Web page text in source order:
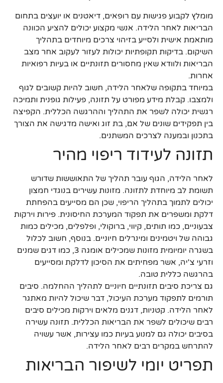
מומלץ לקבוע פגישות עם רופאים, דיאטנים או יועצים בתחום
הבריאות לאחר הלידה. אנשי מקצוע יכולים להציע הכוונה
מותאמת אישית ולסייע בזיהוי צרכים מיוחדים בתהליך
השיקום. בדיקות תקופתיות יכולות לעזור לעקוב אחר מצב
הבריאות ולוודא שאין מחסורים תזונתיים או בעיות רפואיות
אחרות.
במיוחד בתקופה שלאחר הלידה, חשוב להיות קשובים לגוף
ולמצבו. קבלת מידע מפורט על תזונה, פעילות גופנית ותמיכה
רגשית יכולה לשפר את התהליך וההרגשה הכללית. הקפיצה
בין תפקידים שונים של אם, בת זוג ואישה מדגישה את הצורך
בתכנון ובמענה לצרכים המשתנים.
תזונה לעידוד ריפוי מהיר
לאחר הלידה, הגוף עובר תהליך של התאוששות שדורש
תשומת לב מיוחדת לתזונה. מזונות עשירים בנוגדי חמצון
יכולים לתמוך בתהליך הריפוי, שכן הם מסייעים בהפחתת
דלקת ומשפרים את תפקוד המערכת החיסונית. פירות וירקות
צבעוניים, כמו תותים, קיווי, ברוקולי, ופלפלים, מכילים כמות
גבוהה של ויטמינים ומינרלים חיוניים. בנוסף, חשוב לכלול
בשגרה יומיומית מזונות שמכילים אומגה 3, כמו דגים שמנים
וזרעי צ'יה, אשר מפחיתים את הסיכון לדלקת ומסייעים
בהרגשה כללית טובה.
גם צריכת סיבים תזונתיים חיוניים לתהליך ההחלמה. סיבים
תורמים לתפקוד מערכת העיכול, דבר שיכול להיות מאתגר
לאחר הלידה. קטניות, דגנים מלאים וירקות מכילים סיבים
רבים שיכולים לשפר את הבריאות הכללית. תזונה עשירה
בסיבים יכולה גם למנוע בעיות כמו עצירות, אשר עשויה
להתרחש במקרים רבים לאחר הלידה.
תפריט יומי לשיפור הבריאות